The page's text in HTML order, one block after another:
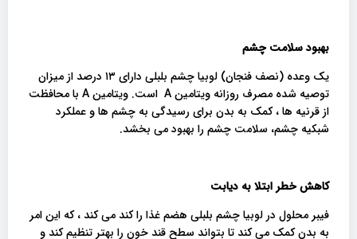
بهبود سلامت چشم
یک وعده (نصف فنجان) لوبیا چشم بلبلی دارای ۱۳ درصد از میزان
توصیه شده مصرف روزانه ویتامین A است. ویتامین A با محافظت
از قرنیه ها ، کمک به بدن برای رسیدگی به چشم ها و عملکرد
شبکیه چشم، سلامت چشم را بهبود می بخشد.
کاهش خطر ابتلا به دیابت
فیبر محلول در لوبیا چشم بلبلی هضم غذا را کند می کند ، که این امر
به بدن کمک می کند تا بتواند سطح قند خون را بهتر تنظیم کند و